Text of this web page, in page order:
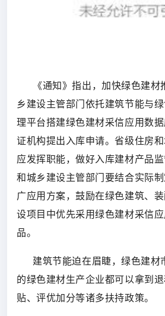
《通知》指出，加快绿色建材
乡建设主管部门依托建筑节能与
理平台搭建绿色建材采信应用数
证机构提出入库申请。省级住房和
应发挥职能，做好入库建材产品
和城乡建设主管部门要结合实际
广应用方案，鼓励在绿色建筑、
设项目中优先采用绿色建材采信
品。
建筑节能迫在眉睫，绿色建材
的绿色建材生产企业都可以拿到
贴、评优加分等诸多扶持政策。